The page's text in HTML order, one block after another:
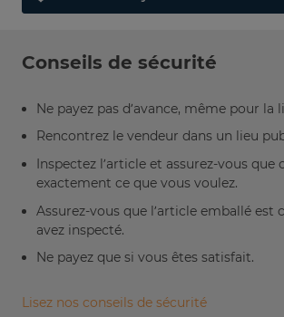
Conseils de sécurité
Ne payez pas d’avance, même pour la
Rencontrez le vendeur dans un lieu
Inspectez l’article et assurez-vous que
exactement ce que vous voulez.
Assurez-vous que l’article emballé est
avez inspecté.
Ne payez que si vous êtes satisfait.
Lisez nos conseils de sécurité